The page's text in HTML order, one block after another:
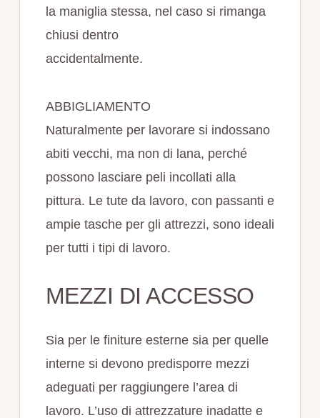
la maniglia stessa, nel caso si rimanga
chiusi dentro
accidentalmente.
ABBIGLIAMENTO
Naturalmente per lavorare si indossano
abiti vecchi, ma non di lana, perché
possono lasciare peli incollati alla
pittura. Le tute da lavoro, con passanti e
ampie tasche per gli attrezzi, sono ideali
per tutti i tipi di lavoro.
MEZZI DI ACCESSO
Sia per le finiture esterne sia per quelle
interne si devono predisporre mezzi
adeguati per raggiungere l’area di
lavoro. L’uso di attrezzature inadatte e